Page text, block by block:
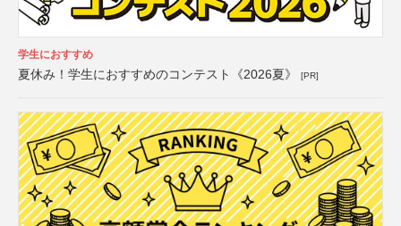
学生におすすめ
夏休み！学生におすすめのコンテスト《2026夏》 [PR]